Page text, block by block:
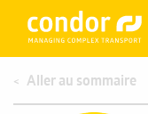
Aller au sommaire